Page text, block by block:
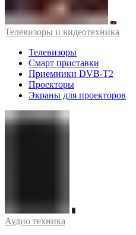
Телевизоры и видеотехника
Телевизоры
Смарт приставки
Приемники DVB-T2
Проекторы
Экраны для проекторов
Аудио техника